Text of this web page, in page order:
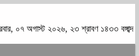
০৭ অগাস্ট ২০২৬, ২৩ শ্রাবণ ১৪৩৩ বঙ্গাব্দ